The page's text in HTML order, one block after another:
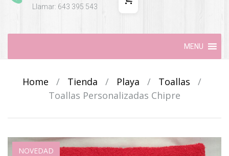
Llamar: 643 395 543
content
MENU
Home / Tienda / Playa / Toallas
/
Toallas Personalizadas Chipre
NOVEDAD